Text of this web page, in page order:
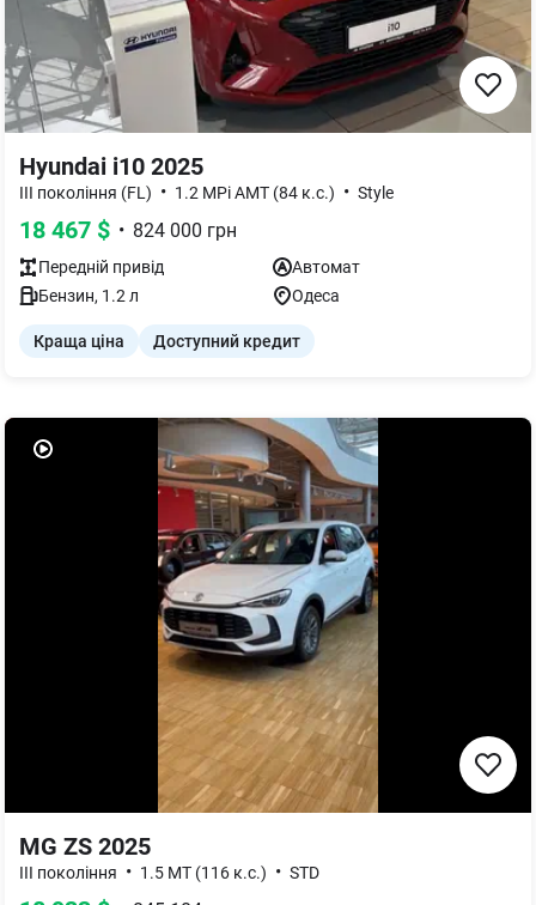
Hyundai i10 2025
III покоління (FL) • 1.2 MPi АMT (84 к.с.) • Style
18 467 $ • 824 000 грн
Передній привід
Автомат
Бензин, 1.2 л Одеса
Краща ціна Доступний кредит
MG ZS 2025
III покоління • 1.5 MT (116 к.с.) • STD